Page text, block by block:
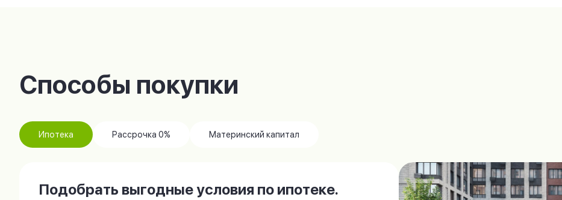
Способы покупки
Ипотека Рассрочка 0% Материнский капитал
Подобрать выгодные условия по ипотеке.